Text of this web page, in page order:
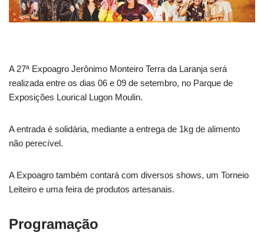
A 27ª Expoagro Jerônimo Monteiro Terra da Laranja será
realizada entre os dias 06 e 09 de setembro, no Parque de
Exposições Lourical Lugon Moulin.
A entrada é solidária, mediante a entrega de 1kg de alimento
não perecível.
A Expoagro também contará com diversos shows, um Torneio
Leiteiro e uma feira de produtos artesanais.
Programação